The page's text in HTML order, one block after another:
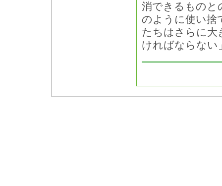
消できるものと
のように使い捨
たちはさらに大
ければならない